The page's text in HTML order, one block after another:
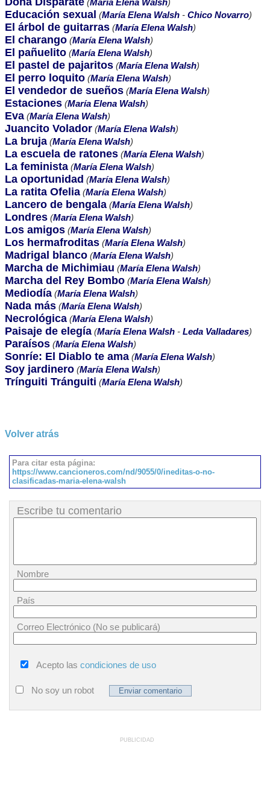
(María Elena Walsh)
Educación sexual (María Elena Walsh - Chico Novarro)
El árbol de guitarras (María Elena Walsh)
El charango (María Elena Walsh)
El pañuelito (María Elena Walsh)
El pastel de pajaritos (María Elena Walsh)
El perro loquito (María Elena Walsh)
El vendedor de sueños (María Elena Walsh)
Estaciones (María Elena Walsh)
Eva (María Elena Walsh)
Juancito Volador (María Elena Walsh)
La bruja (María Elena Walsh)
La escuela de ratones (María Elena Walsh)
La feminista (María Elena Walsh)
La oportunidad (María Elena Walsh)
La ratita Ofelia (María Elena Walsh)
Lancero de bengala (María Elena Walsh)
Londres (María Elena Walsh)
Los amigos (María Elena Walsh)
Los hermafroditas (María Elena Walsh)
Madrigal blanco (María Elena Walsh)
Marcha de Michimiau (María Elena Walsh)
Marcha del Rey Bombo (María Elena Walsh)
Mediodía (María Elena Walsh)
Nada más (María Elena Walsh)
Necrológica (María Elena Walsh)
Paisaje de elegía (María Elena Walsh - Leda Valladares)
Paraísos (María Elena Walsh)
Sonríe: El Diablo te ama (María Elena Walsh)
Soy jardinero (María Elena Walsh)
Trínguiti Tránguiti (María Elena Walsh)
Volver atrás
Para citar esta página:
https://www.cancioneros.com/nd/9055/0/ineditas-o-no-
clasificadas-maria-elena-walsh
Escribe tu comentario
Nombre
País
Correo Electrónico (No se publicará)
Acepto las condiciones de uso
No soy un robot
PUBLICIDAD